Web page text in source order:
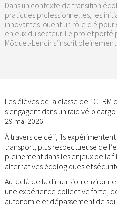
Dans un contexte de transition
pratiques professionnelles, les
innovantes jouent un rôle clé pour
enjeux du secteur. Le projet porté
Môquet-Lenoir s’inscrit
Les élèves de la classe de
s’engagent dans un raid vélo
29 mai 2026.
À travers ce défi, ils
transport, plus respectueuse de
pleinement dans les enjeux de la
alternatives écologiques et
Au-delà de la dimension
une expérience collective forte,
autonomie et dépassement de soi.